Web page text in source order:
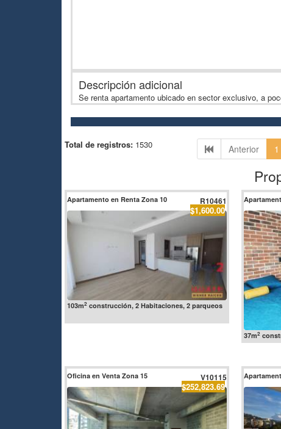
Descripción adicional
Se renta apartamento ubicado en sector exclusivo, a
Total de registros:1530 Anterior 1
Apartamento en Renta Zona 10 R10461
$1,600.00
103m2construcción, 2 Habitaciones, 2 parqueos
37m2
Oficina en Venta Zona 15 V10115
$252,823.69